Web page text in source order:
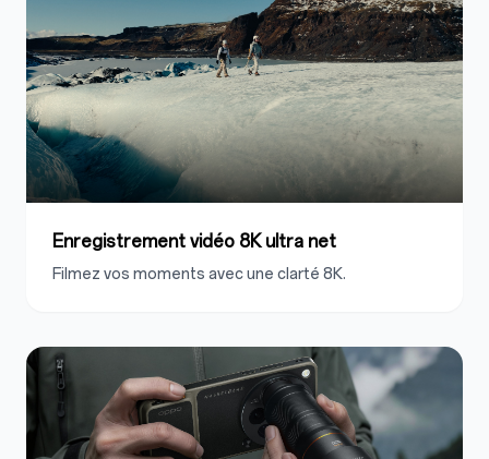
Enregistrement vidéo 8K ultra net
Filmez vos moments avec une clarté 8K.